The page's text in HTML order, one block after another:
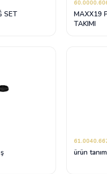
SET
MAXX19
TAKIMI
ürün